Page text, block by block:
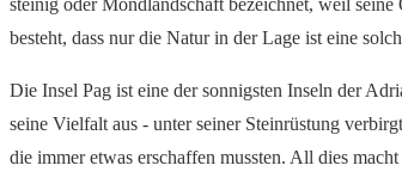
besteht, dass nur die Natur in der Lage ist eine
Die Insel Pag ist eine der sonnigsten Inseln der
seine Vielfalt aus - unter seiner Steinrüstung
die immer etwas erschaffen mussten. All dies